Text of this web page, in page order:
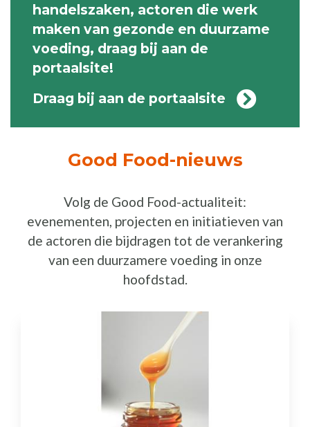
handelszaken, actoren die werk
maken van gezonde en duurzame
voeding, draag bij aan de
portaalsite!
Draag bij aan de portaalsite
Good Food-nieuws
Volg de Good Food-actualiteit:
evenementen, projecten en initiatieven van
de actoren die bijdragen tot de verankering
van een duurzamere voeding in onze
hoofdstad.